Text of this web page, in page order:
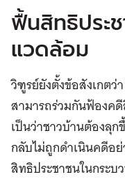
ฟื้นสิทธิประ
แวดล้อม
วิฑูรย์ยังตั้งข้อสังเกตว่
สามารถร่วมกันฟ้องค
เป็นว่าชาวบ้านต้องลุ
กลับไม่ถูกดำเนินคดีอ
สิทธิประชาชนในกระ